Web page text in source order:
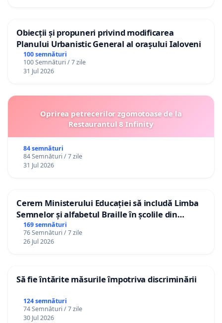
Obiecții și propuneri privind modificarea
Planului Urbanistic General al orașului Ialoveni
100 semnături
100 Semnături / 7 zile
31 Jul 2026
Oprirea petrecerilor zgomotoase de la
Restaurantul 8 Infinity
84 semnături
84 Semnături / 7 zile
31 Jul 2026
Cerem Ministerului Educației să includă Limba
Semnelor și alfabetul Braille în școlile din
Republica Moldova!
169 semnături
76 Semnături / 7 zile
26 Jul 2026
Să fie întărite măsurile împotriva discriminării
124 semnături
74 Semnături / 7 zile
30 Jul 2026